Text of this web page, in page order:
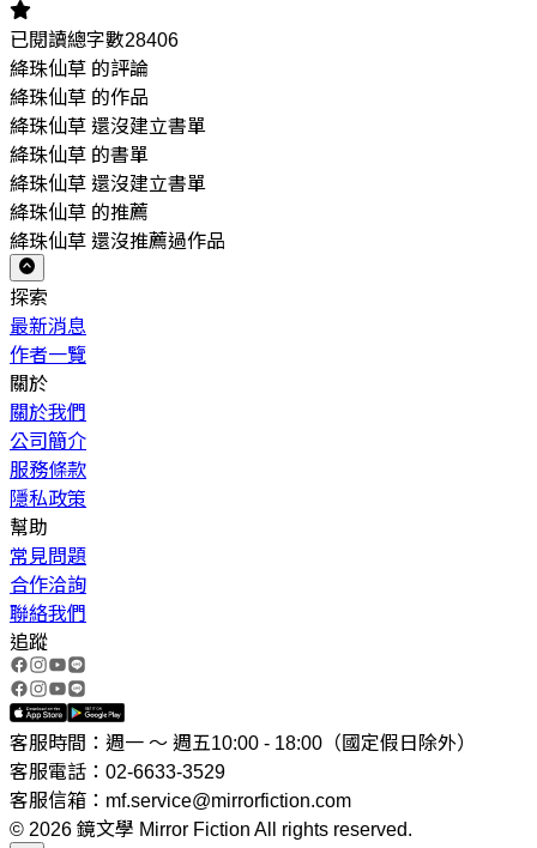
已閱讀總字數28406
絳珠仙草 的評論
絳珠仙草 的作品
絳珠仙草 還沒建立書單
絳珠仙草 的書單
絳珠仙草 還沒建立書單
絳珠仙草 的推薦
絳珠仙草 還沒推薦過作品
探索
最新消息
作者一覽
關於
關於我們
公司簡介
服務條款
隱私政策
幫助
常見問題
合作洽詢
聯絡我們
追蹤
客服時間：週一 ～ 週五10:00 - 18:00（國定假日除外）
客服電話：02-6633-3529
客服信箱：mf.service@mirrorfiction.com
© 2026 鏡文學 Mirror Fiction All rights reserved.